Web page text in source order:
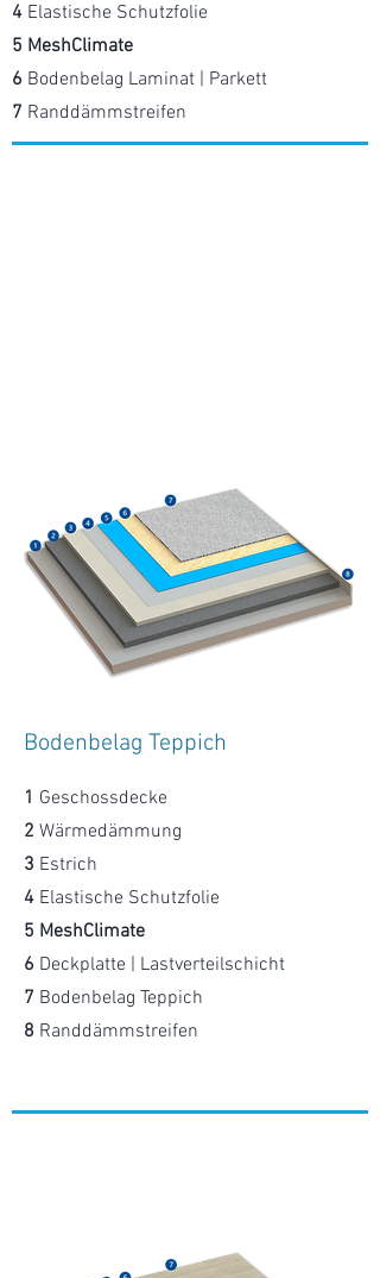
4 Elastische Schutzfolie
5 MeshClimate
6 Bodenbelag Laminat | Parkett
7 Randdämmstreifen
Bodenbelag Teppich
1 Geschossdecke
2 Wärmedämmung
3 Estrich
4 Elastische Schutzfolie
5 MeshClimate
6 Deckplatte | Lastverteilschicht
7 Bodenbelag Teppich
8 Randdämmstreifen